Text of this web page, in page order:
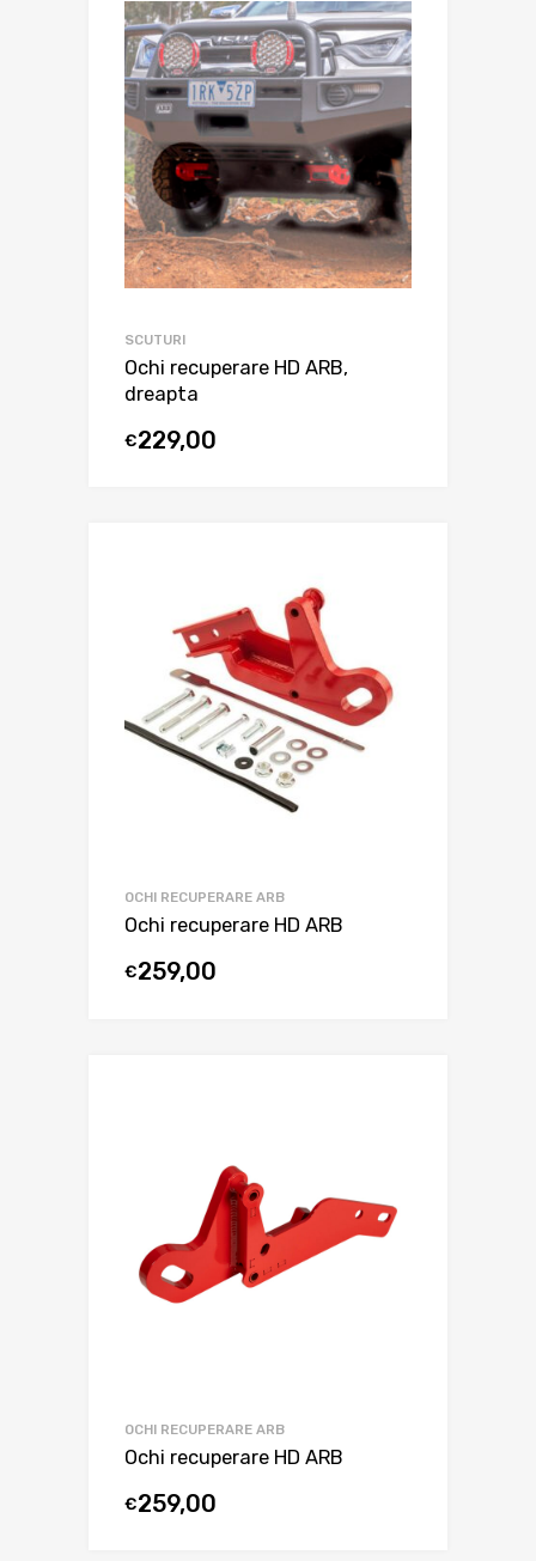
SCUTURI
Ochi recuperare HD ARB,
dreapta
€229,00
OCHI RECUPERARE ARB
Ochi recuperare HD ARB
€259,00
OCHI RECUPERARE ARB
Ochi recuperare HD ARB
€259,00